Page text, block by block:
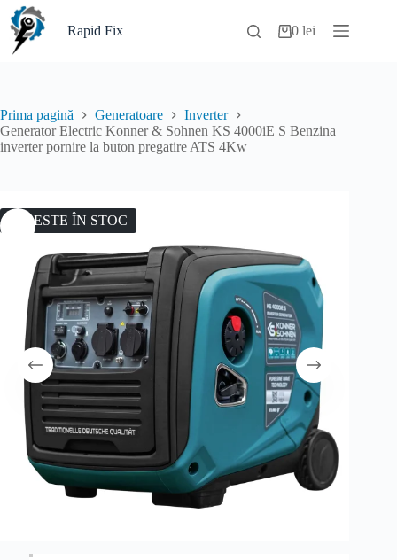
Sari
conținut
Rapid Fix
Coș0lei
Prima pagină Generatoare
Inverter
Generator Electric Konner & Sohnen KS 4000iE S Benzina
inverter pornire la buton pregatire ATS 4Kw
NU ESTE ÎN STOC